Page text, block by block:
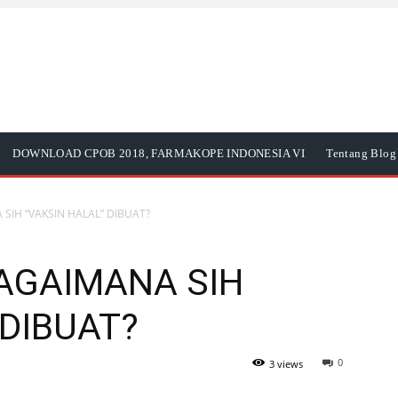
DOWNLOAD CPOB 2018, FARMAKOPE INDONESIA VI Tentang
“VAKSIN HALAL” DIBUAT?
SIH
0
3 views